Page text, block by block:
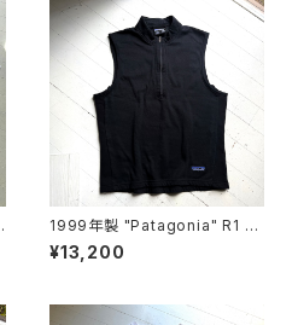
1999年製 "Patagonia" R1 Fl
ash vest
¥13,200